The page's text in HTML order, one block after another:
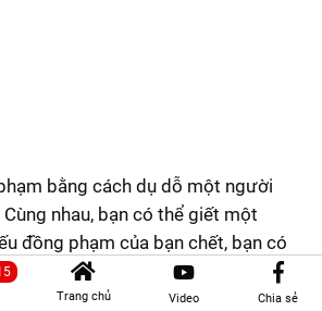
bằng cách dụ dỗ một người
nhau, bạn có thể giết một
đồng phạm của bạn chết, bạn có
chơi mới. Bạn không thể bị giết bởi
Trang chủ Video Chia sẻ